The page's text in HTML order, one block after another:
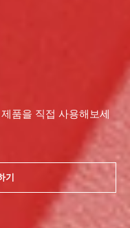
품을 직접 사용해보세
기